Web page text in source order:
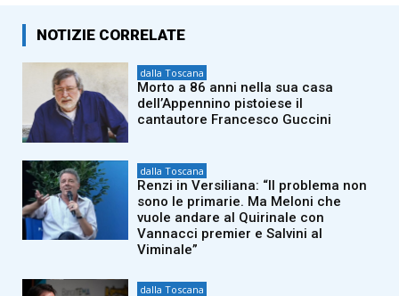
NOTIZIE CORRELATE
dalla Toscana
Morto a 86 anni nella sua casa
dell’Appennino pistoiese il
cantautore Francesco Guccini
dalla Toscana
Renzi in Versiliana: “Il problema non
sono le primarie. Ma Meloni che
vuole andare al Quirinale con
Vannacci premier e Salvini al
Viminale”
dalla Toscana